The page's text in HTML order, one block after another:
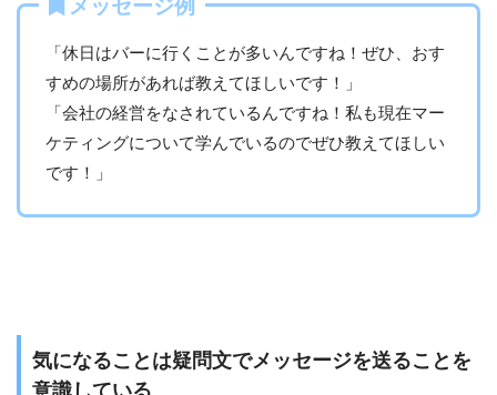
メッセージ例
「休日はバーに行くことが多いんですね！ぜひ、おす
すめの場所があれば教えてほしいです！」
「会社の経営をなされているんですね！私も現在マー
ケティングについて学んでいるのでぜひ教えてほしい
です！」
気になることは疑問文でメッセージを送ることを
意識している